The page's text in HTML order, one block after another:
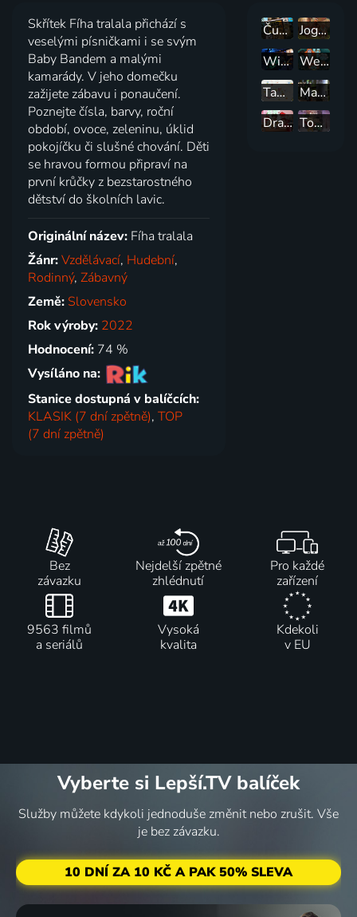
Skřítek Fíha tralala přichází s
veselými písničkami i se svým
Baby Bandem a malými
kamarády. V jeho domečku
zažijete zábavu i ponaučení.
Poznejte čísla, barvy, roční
období, ovoce, zeleninu, úklid
pokojíčku či slušné chování. Děti
se hravou formou připraví na
první krůčky z bezstarostného
dětství do školních lavic.
Originální název: Fíha tralala
Žánr:Vzdělávací, Hudební,
Rodinný,Zábavný
Země: Slovensko
Rok výroby: 2022
Hodnocení: 74 %
Vysíláno na:
Stanice dostupná v balíčcích:
KLASIK (7 dní zpětně),TOP
(7 dní zpětně)
Čudná príroda
Jogínci v přírodě
Wifina
Websterovi
Tamtam
Malý pán
Draci v hrnci
Tonko, Slávka a kúzelné svetlo
Bez
závazku
Nejdelší zpětné
zhlédnutí
Pro každé
zařízení
9563 filmů
a seriálů
Vysoká
kvalita
Kdekoli
v EU
Vyberte si Lepší.TV balíček
Služby můžete kdykoli jednoduše změnit nebo zrušit. Vše
je bez závazku.
10 DNÍ ZA 10 KČ A PAK 50% SLEVA